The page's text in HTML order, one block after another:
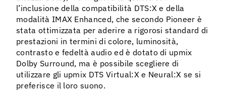
l’inclusione della compatibilità DTS:X e della
modalità IMAX Enhanced, che secondo Pioneer è
stata ottimizzata per aderire a rigorosi standard di
prestazioni in termini di colore, luminosità,
contrasto e fedeltà audio ed è dotato di upmix
Dolby Surround, ma è possibile scegliere di
utilizzare gli upmix DTS Virtual:X e Neural:X se si
preferisce il loro suono.